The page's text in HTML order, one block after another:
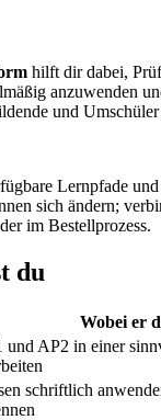
hilft dir dabei,
anzuwenden
und
Lernpfade
sich ändern;
im Bestellprozess.
du
Wobei er
und AP2 in einer
schriftlich